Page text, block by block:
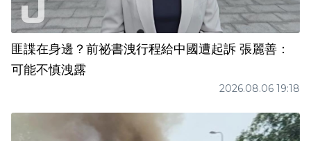
匪諜在身邊？前祕書洩行程給中國遭起訴 張麗善：
可能不慎洩露
2026.08.06 19:18